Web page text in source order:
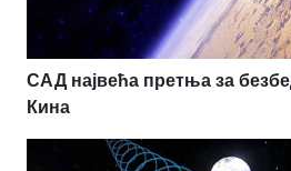
САД највећа претња за
Кина